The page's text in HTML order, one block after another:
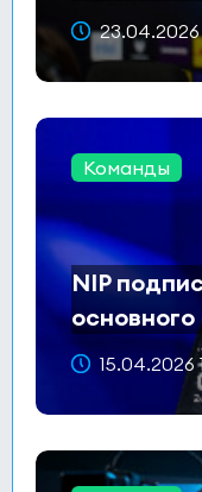
23.04.2026
Команды
NIP
15.04.2026